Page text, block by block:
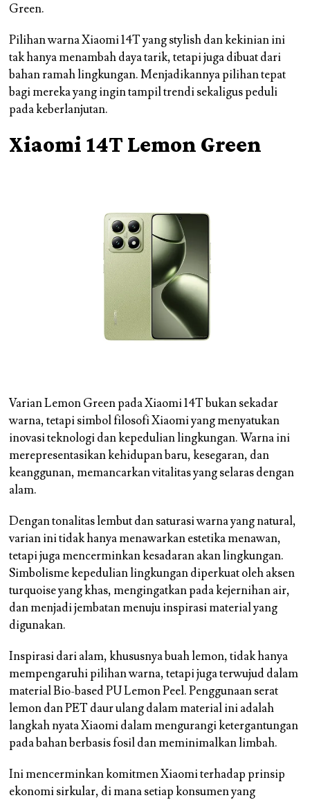
Green.
Pilihan warna Xiaomi 14T yang stylish dan kekinian ini
tak hanya menambah daya tarik, tetapi juga dibuat dari
bahan ramah lingkungan. Menjadikannya pilihan tepat
bagi mereka yang ingin tampil trendi sekaligus peduli
pada keberlanjutan.
Xiaomi 14T Lemon Green
Varian Lemon Green pada Xiaomi 14T bukan sekadar
warna, tetapi simbol filosofi Xiaomi yang menyatukan
inovasi teknologi dan kepedulian lingkungan. Warna ini
merepresentasikan kehidupan baru, kesegaran, dan
keanggunan, memancarkan vitalitas yang selaras dengan
alam.
Dengan tonalitas lembut dan saturasi warna yang natural,
varian ini tidak hanya menawarkan estetika menawan,
tetapi juga mencerminkan kesadaran akan lingkungan.
Simbolisme kepedulian lingkungan diperkuat oleh aksen
turquoise yang khas, mengingatkan pada kejernihan air,
dan menjadi jembatan menuju inspirasi material yang
digunakan.
Inspirasi dari alam, khususnya buah lemon, tidak hanya
mempengaruhi pilihan warna, tetapi juga terwujud dalam
material Bio-based PU Lemon Peel. Penggunaan serat
lemon dan PET daur ulang dalam material ini adalah
langkah nyata Xiaomi dalam mengurangi ketergantungan
pada bahan berbasis fosil dan meminimalkan limbah.
Ini mencerminkan komitmen Xiaomi terhadap prinsip
ekonomi sirkular, di mana setiap konsumen yang